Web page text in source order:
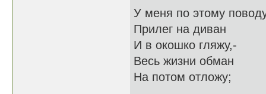
У меня по этому
Прилег на диван
И в окошко гляжу,-
Весь жизни обман
На потом отложу;